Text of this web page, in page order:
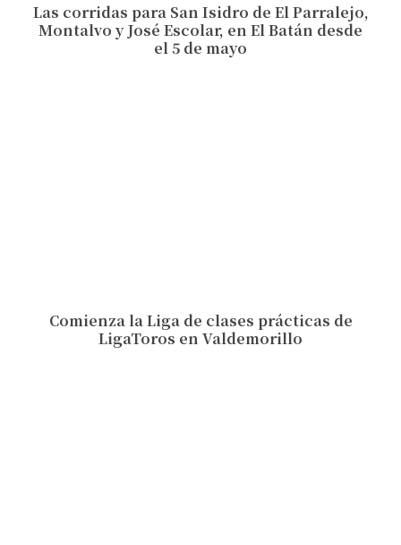
Las corridas para San Isidro de El Parralejo,
Montalvo y José Escolar, en El Batán desde
el 5 de mayo
Comienza la Liga de clases prácticas de
LigaToros en Valdemorillo